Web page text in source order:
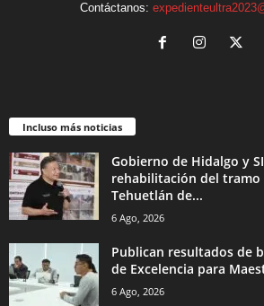
Contáctanos:
Incluso más noticias
Gobierno de Hidalgo y
rehabilitación del tramo
Tehuetlán de...
6 Ago, 2026
Publican resultados de
de Excelencia para
6 Ago, 2026